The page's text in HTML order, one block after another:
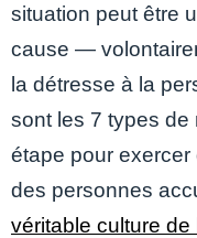
situation peut être
cause —
la détresse à la
sont les 7 types de
étape pour
des personnes
véritable culture de